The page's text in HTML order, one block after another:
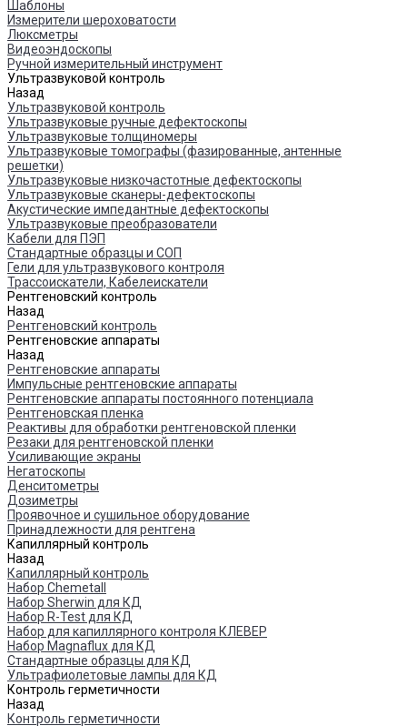
Шаблоны
Измерители шероховатости
Люксметры
Видеоэндоскопы
Ручной измерительный инструмент
Ультразвуковой контроль
Назад
Ультразвуковой контроль
Ультразвуковые ручные дефектоскопы
Ультразвуковые толщиномеры
Ультразвуковые томографы (фазированные, антенные
решетки)
Ультразвуковые низкочастотные дефектоскопы
Ультразвуковые сканеры-дефектоскопы
Акустические импедантные дефектоскопы
Ультразвуковые преобразователи
Кабели для ПЭП
Стандартные образцы и СОП
Гели для ультразвукового контроля
Трассоискатели, Кабелеискатели
Рентгеновский контроль
Назад
Рентгеновский контроль
Рентгеновские аппараты
Назад
Рентгеновские аппараты
Импульсные рентгеновские аппараты
Рентгеновские аппараты постоянного потенциала
Рентгеновская пленка
Реактивы для обработки рентгеновской пленки
Резаки для рентгеновской пленки
Усиливающие экраны
Негатоскопы
Денситометры
Дозиметры
Проявочное и сушильное оборудование
Принадлежности для рентгена
Капиллярный контроль
Назад
Капиллярный контроль
Набор Chemetall
Набор Sherwin для КД
Набор R-Test для КД
Набор для капиллярного контроля КЛЕВЕР
Набор Magnaflux для КД
Стандартные образцы для КД
Ультрафиолетовые лампы для КД
Контроль герметичности
Назад
Контроль герметичности